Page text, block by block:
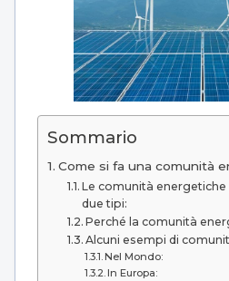
Sommario
Come si fa una comunità
Le comunità
due tipi:
Perché la comunità
Alcuni esempi di
Nel Mondo:
In Europa: